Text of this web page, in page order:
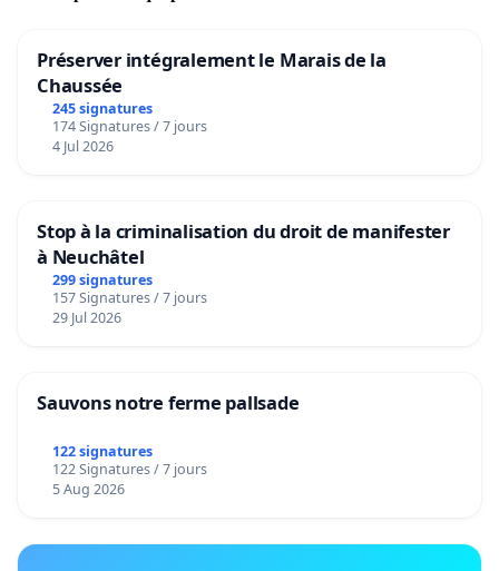
Préserver intégralement le Marais de la
Chaussée
245 signatures
174 Signatures / 7 jours
4 Jul 2026
Stop à la criminalisation du droit de manifester
à Neuchâtel
299 signatures
157 Signatures / 7 jours
29 Jul 2026
Sauvons notre ferme pallsade
122 signatures
122 Signatures / 7 jours
5 Aug 2026